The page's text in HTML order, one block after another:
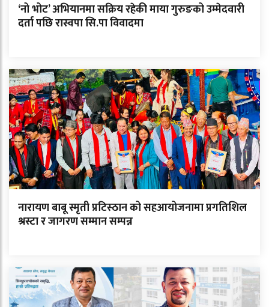
‘नो भोट’ अभियानमा सक्रिय रहेकी माया गुरुङको उम्मेदवारी
दर्ता पछि रास्वपा सि.पा विवादमा
नारायण बाबू स्मृती प्रटिस्ठान को सहआयोजनामा प्रगतिशिल
श्रस्टा र जागरण सम्मान सम्पन्न